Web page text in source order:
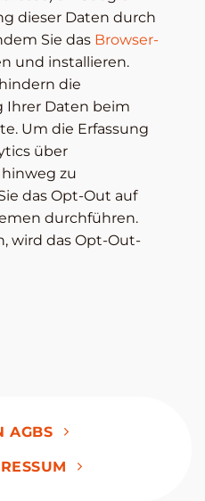
dieser Daten durch
Sie das Browser-
und installieren.
die
Ihrer Daten beim
Um die Erfassung
über
zu
das Opt-Out auf
durchführen.
wird das Opt-Out-
AGBS